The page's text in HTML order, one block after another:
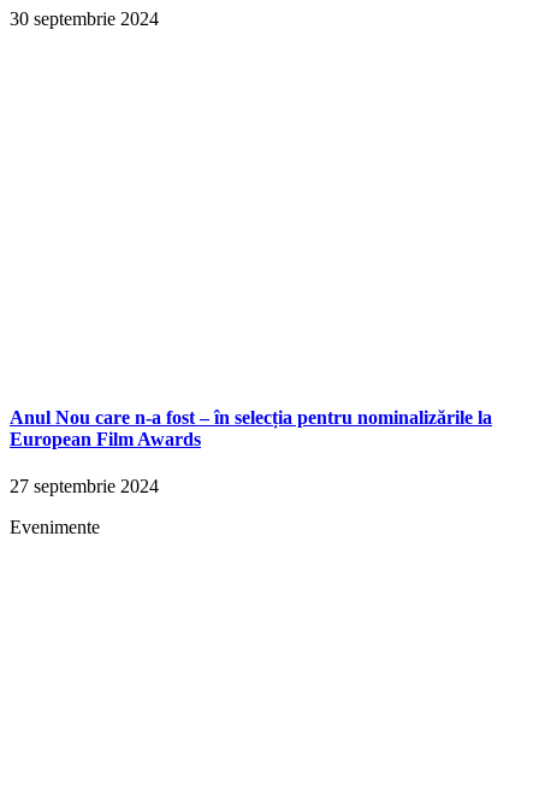
30 septembrie 2024
Anul Nou care n-a fost – în selecția pentru nominalizările la
European Film Awards
27 septembrie 2024
Evenimente